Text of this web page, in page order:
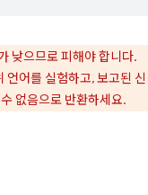
낮으므로 피해야 합니다.
언어를 실험하고, 보고된 신
없음으로 반환하세요.